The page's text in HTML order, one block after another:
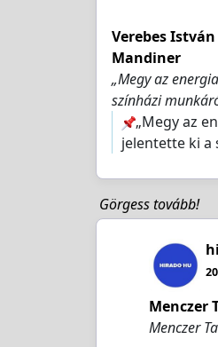
Verebes
Mandiner
„Megy az
színházi
„Megy az
jelentette ki a
Görgess tovább!
Menczer
Menczer